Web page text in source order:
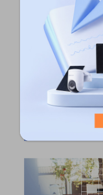
Benötigte
Benötigter